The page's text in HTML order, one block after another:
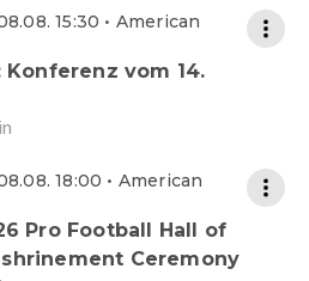
15:30 • American
Konferenz vom 14.
18:00 • American
Pro Football Hall of
Ceremony